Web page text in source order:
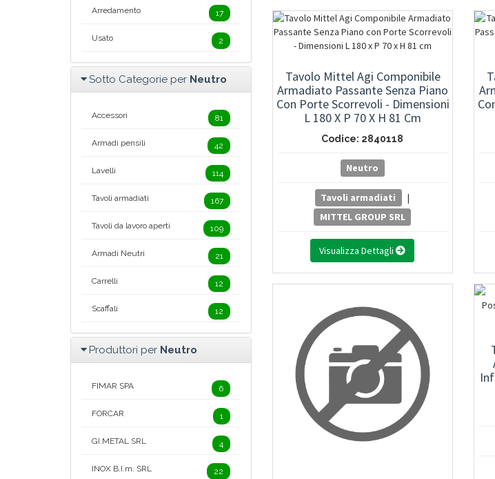
Tavolo Mittel Agi Componibile
Armadiato Passante Senza Piano
Con Porte Scorrevoli - Dimensioni
L 180 X P 70 X H 81 Cm
Codice: 2840118
Neutro
Tavoli armadiati
|
MITTEL GROUP SRL
Visualizza Dettagli
Arredamento 17
Usato 2
Sotto Categorie per Neutro
Accessori 81
Armadi pensili 42
Lavelli 114
Tavoli armadiati 167
Tavoli da lavoro aperti 109
Armadi Neutri 21
Carrelli 12
Scaffali 12
Produttori per Neutro
FIMAR SPA 6
FORCAR 1
GI.METAL SRL 4
INOX B.I.m. SRL 22